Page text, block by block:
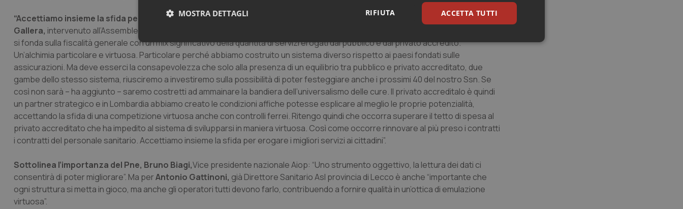
“Accettiamo insieme la sfida per erogare i migliori servizi ai cittadini”, così l’Assessore alla sanità della LombardiaGiulio
Gallera, intervenuto all’Assemblea nazionale. “Siamo l’ultimo sistema universalistico – ha detto – abbiamo costruito un’alchimia che
si fonda sulla fiscalità generale con un mix significativo della quantità di servizi erogati dal pubblico e dal privato accredito.
Un’alchimia particolare e virtuosa. Particolare perché abbiamo costruito un sistema diverso rispetto ai paesi fondati sulle
assicurazioni. Ma deve esserci la consapevolezza che solo alla presenza di un equilibrio tra pubblico e privato accreditato, due
gambe dello stesso sistema, riusciremo a investiremo sulla possibilità di poter festeggiare anche i prossimi 40 del nostro Ssn. Se
così non sarà – ha aggiunto – saremo costretti ad ammainare la bandiera dell’universalismo delle cure. Il privato accreditalo è quindi
un partner strategico e in Lombardia abbiamo creato le condizioni affiche potesse esplicare al meglio le proprie potenzialità,
accettando la sfida di una competizione virtuosa anche con controlli ferrei. Ritengo quindi che occorra superare il tetto di spesa al
privato accreditato che ha impedito al sistema di svilupparsi in maniera virtuosa. Così come occorre rinnovare al più preso i contratti
i contratti del personale sanitario. Accettiamo insieme la sfida per erogare i migliori servizi ai cittadini”.
Sottolinea l’importanza del Pne, Bruno Biagi,Vice presidente nazionale Aiop: “Uno strumento oggettivo, la lettura dei dati ci
consentirà di poter migliorare”. Ma perAntonio Gattinoni, già Direttore Sanitario Asl provincia di Lecco è anche “importante che
ogni struttura si metta in gioco, ma anche gli operatori tutti devono farlo, contribuendo a fornire qualità in un’ottica di emulazione
virtuosa”.
ACCETTA TUTTI
RIFIUTA
MOSTRA DETTAGLI
Necessari Statistici Marketing
Necessari Statistici Marketing
I cookie necessari contribuiscono a rendere fruibile il sito web abilitandone funzionalità di base quali la navigazione sulle pagine
e l'accesso alle aree protette del sito. Il sito web non è in grado di funzionare correttamente senza questi cookie.
VISITOR_PRIVACY_METADATA
YouTube
.youtube.com
5 mesi 4
settimane
Questo cookie viene utilizzato per memorizzare le
scelte di consenso e privacy dell'utente per la loro
interazione con il sito. Registra i dati sul consenso
del visitatore riguardo a varie politiche e